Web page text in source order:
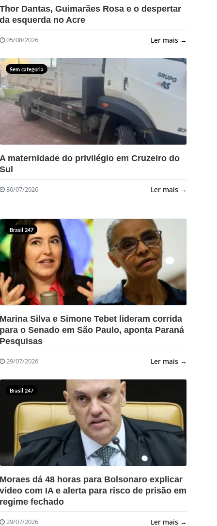
?>
Thor Dantas, Guimarães Rosa e o despertar
da esquerda no Acre
05/08/2026 Ler mais →
Sem categoria
?>
A maternidade do privilégio em Cruzeiro do
Sul
30/07/2026 Ler mais →
Brasil 247
?>
Marina Silva e Simone Tebet lideram corrida
para o Senado em São Paulo, aponta Paraná
Pesquisas
29/07/2026 Ler mais →
Brasil 247
?>
Moraes dá 48 horas para Bolsonaro explicar
vídeo com IA e alerta para risco de prisão em
regime fechado
29/07/2026 Ler mais →